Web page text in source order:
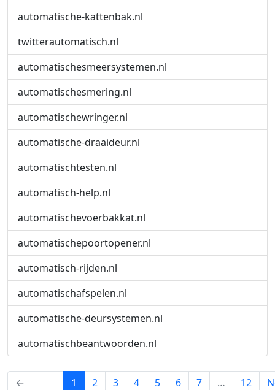
automatische-kattenbak.nl
twitterautomatisch.nl
automatischesmeersystemen.nl
automatischesmering.nl
automatischewringer.nl
automatische-draaideur.nl
automatischtesten.nl
automatisch-help.nl
automatischevoerbakkat.nl
automatischepoortopener.nl
automatisch-rijden.nl
automatischafspelen.nl
automatische-deursystemen.nl
automatischbeantwoorden.nl
←
1 (current)
2 3 4 5 6 7 … 12